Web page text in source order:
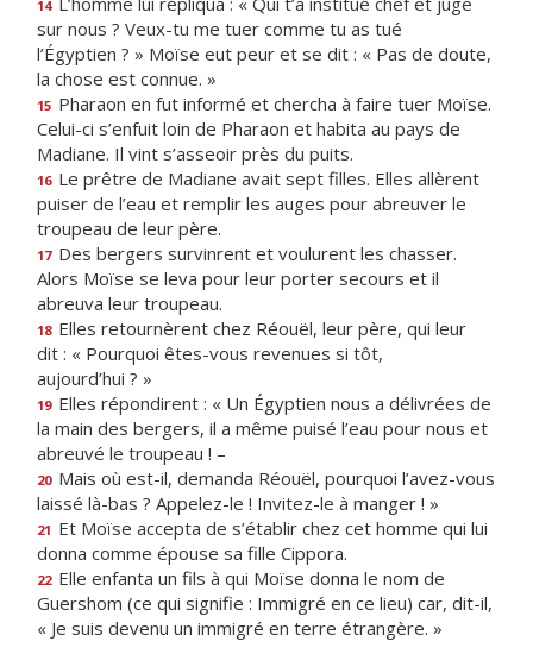
14
sur nous ? Veux-tu me tuer comme tu as tué
l’Égyptien ? » Moïse eut peur et se dit : « Pas de doute,
la chose est connue. »
15 Pharaon en fut informé et chercha à faire tuer Moïse.
Celui-ci s’enfuit loin de Pharaon et habita au pays de
Madiane. Il vint s’asseoir près du puits.
16 Le prêtre de Madiane avait sept filles. Elles allèrent
puiser de l’eau et remplir les auges pour abreuver le
troupeau de leur père.
17 Des bergers survinrent et voulurent les chasser.
Alors Moïse se leva pour leur porter secours et il
abreuva leur troupeau.
18 Elles retournèrent chez Réouël, leur père, qui leur
dit : « Pourquoi êtes-vous revenues si tôt,
aujourd’hui ? »
19 Elles répondirent : « Un Égyptien nous a délivrées de
la main des bergers, il a même puisé l’eau pour nous et
abreuvé le troupeau ! –
20 Mais où est-il, demanda Réouël, pourquoi l’avez-vous
laissé là-bas ? Appelez-le ! Invitez-le à manger ! »
21 Et Moïse accepta de s’établir chez cet homme qui lui
donna comme épouse sa fille Cippora.
22 Elle enfanta un fils à qui Moïse donna le nom de
Guershom (ce qui signifie : Immigré en ce lieu) car, dit-il,
« Je suis devenu un immigré en terre étrangère. »